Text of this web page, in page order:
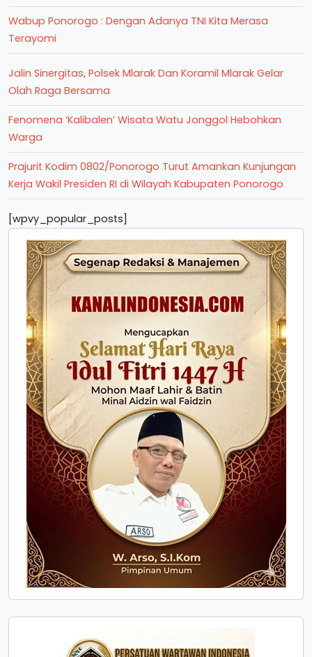
Wabup Ponorogo : Dengan Adanya TNI Kita Merasa
Terayomi
Jalin Sinergitas, Polsek Mlarak Dan Koramil Mlarak Gelar
Olah Raga Bersama
Fenomena ‘Kalibalen’ Wisata Watu Jonggol Hebohkan
Warga
Prajurit Kodim 0802/Ponorogo Turut Amankan Kunjungan
Kerja Wakil Presiden RI di Wilayah Kabupaten Ponorogo
[wpvy_popular_posts]